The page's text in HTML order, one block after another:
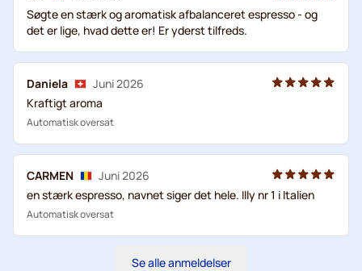
Søgte en stærk og aromatisk afbalanceret espresso - og
det er lige, hvad dette er! Er yderst tilfreds.
Daniela
Juni 2026
Kraftigt aroma
Automatisk oversat
CARMEN
Juni 2026
en stærk espresso, navnet siger det hele. Illy nr 1 i Italien
Automatisk oversat
Se alle anmeldelser